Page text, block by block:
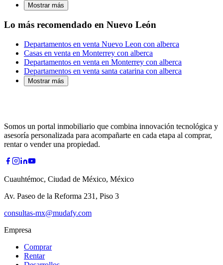
Mostrar más
Lo más recomendado en Nuevo León
Departamentos en venta Nuevo Leon con alberca
Casas en venta en Monterrey con alberca
Departamentos en venta en Monterrey con alberca
Departamentos en venta santa catarina con alberca
Mostrar más
Somos un portal inmobiliario que combina innovación tecnológica y
asesoría personalizada para acompañarte en cada etapa al comprar,
rentar o vender una propiedad.
Cuauhtémoc, Ciudad de México, México
Av. Paseo de la Reforma 231, Piso 3
consultas-mx@mudafy.com
Empresa
Comprar
Rentar